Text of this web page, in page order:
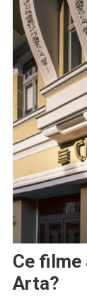
Ce filme
Arta?